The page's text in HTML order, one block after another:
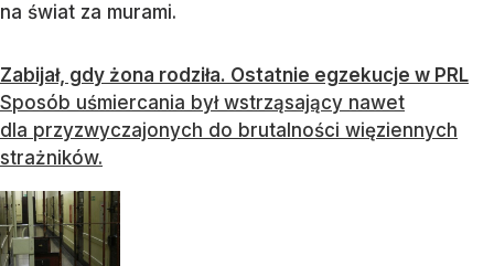
na świat za murami.
Zabijał, gdy żona rodziła. Ostatnie egzekucje w PRL
Sposób uśmiercania był wstrząsający nawet
dla przyzwyczajonych do brutalności więziennych
strażników.